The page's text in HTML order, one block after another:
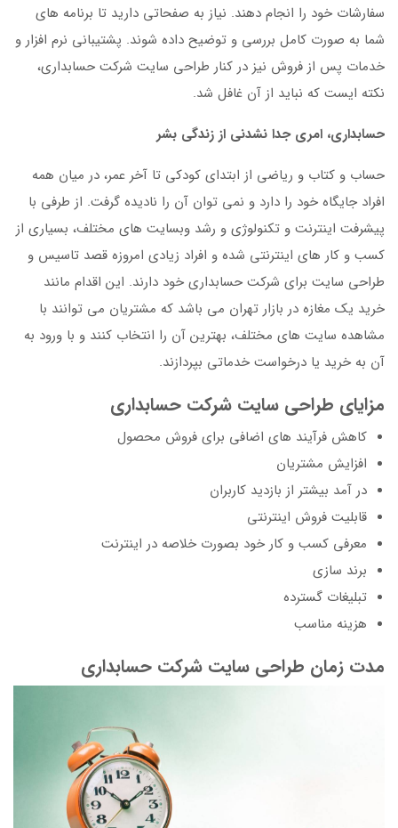
سفارشات خود را انجام دهند. نیاز به صفحاتی دارید تا برنامه های
شما به صورت کامل بررسی و توضیح داده شوند. پشتیبانی نرم افزار و
خدمات پس از فروش نیز در کنار طراحی سایت شرکت حسابداری،
نکته ایست که نباید از آن غافل شد.
حسابداری، امری جدا نشدنی از زندگی بشر
حساب و کتاب و ریاضی از ابتدای کودکی تا آخر عمر، در میان همه
افراد جایگاه خود را دارد و نمی توان آن را نادیده گرفت. از طرفی با
پیشرفت اینترنت و تکنولوژی و رشد وبسایت های مختلف، بسیاری از
کسب و کار های اینترنتی شده و افراد زیادی امروزه قصد تاسیس و
طراحی سایت برای شرکت حسابداری خود دارند. این اقدام مانند
خرید یک مغازه در بازار تهران می باشد که مشتریان می توانند با
مشاهده سایت های مختلف، بهترین آن را انتخاب کنند و با ورود به
آن به خرید یا درخواست خدماتی بپردازند.
مزایای طراحی سایت شرکت حسابداری
کاهش فرآیند های اضافی برای فروش محصول
افزایش مشتریان
در آمد بیشتر از بازدید کاربران
قابلیت فروش اینترنتی
معرفی کسب و کار خود بصورت خلاصه در اینترنت
برند سازی
تبلیغات گسترده
هزینه مناسب
مدت زمان طراحی سایت شرکت حسابداری